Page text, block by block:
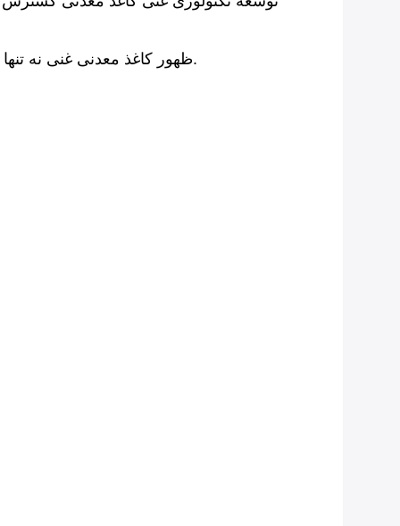
ظهور کاغذ معدنی غنی نه تنها از موضوع "کربن کم" حمایت می کند بلکه گزینه های بیشتری را برای مردم برای استفاده از کاغذ فراهم می کند.